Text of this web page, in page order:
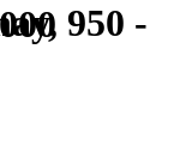
000